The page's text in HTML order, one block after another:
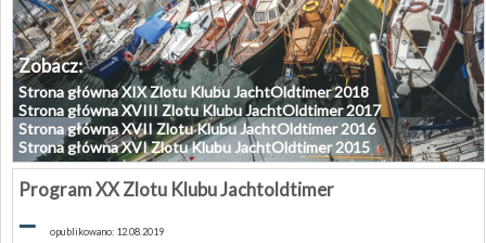
Zobacz:
Strona główna XIX Zlotu Klubu JachtOldtimer 2018
Strona główna XVIII Zlotu Klubu JachtOldtimer 2017
Strona główna XVII Zlotu Klubu JachtOldtimer 2016
Strona główna XVI Zlotu Klubu JachtOldtimer 2015
Program XX Zlotu Klubu Jachtoldtimer
– opublikowano: 12.08.2019